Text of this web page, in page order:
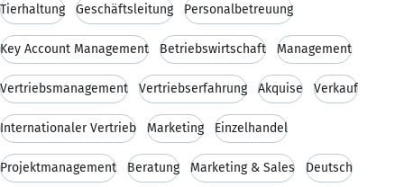
Tierhaltung Geschäftsleitung Personalbetreuung
Key Account Management Betriebswirtschaft Management
Vertriebsmanagement Vertriebserfahrung Akquise Verkauf
Internationaler Vertrieb Marketing Einzelhandel
Projektmanagement Beratung Marketing & Sales Deutsch